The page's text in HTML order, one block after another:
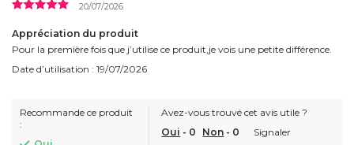
20/07/2026
Appréciation du produit
Pour la première fois que j’utilise ce produit,je vois une petite différence.
Date d’utilisation : 19/07/2026
Recommande ce produit
:
Avez-vous trouvé cet avis utile ?
Oui - 0 Non - 0 Signaler